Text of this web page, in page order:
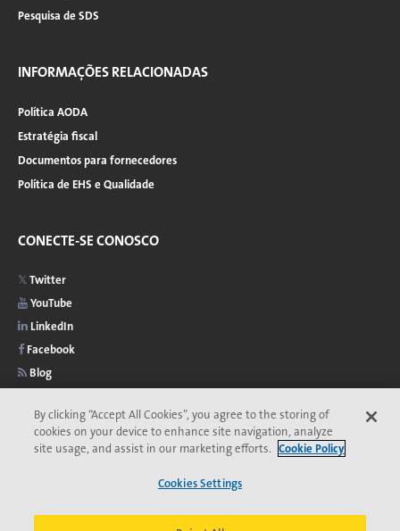
Pesquisa de SDS
INFORMAÇÕES RELACIONADAS
Política AODA
Estratégia fiscal
Documentos para fornecedores
Política de EHS e Qualidade
CONECTE-SE CONOSCO
Twitter
YouTube
LinkedIn
Facebook
Blog
do
Comitê de Ética da Veolia
Termos e Condições
*Marca registrada da Veolia. Pode estar registrada em um ou mais países.
By clicking “Accept All Cookies”, you agree to the storing of
cookies on your device to enhance site navigation, analyze
site usage, and assist in our marketing efforts. Cookie Policy
Cookies Settings